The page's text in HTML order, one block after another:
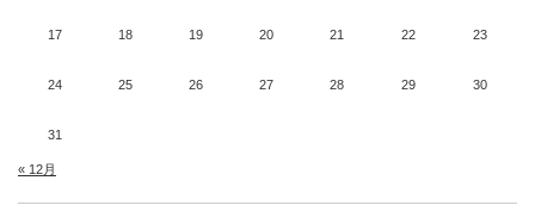
17 18 19 20 21 22 23
24 25 26 27 28 29 30
31
« 12月